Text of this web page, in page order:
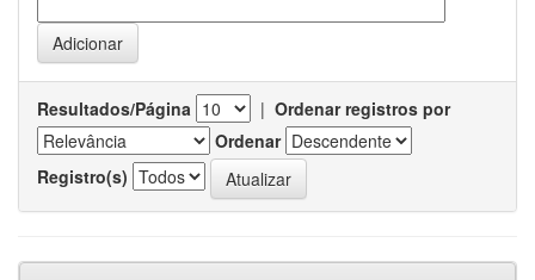
Resultados/Página | Ordenar registros por
Ordenar
Registro(s)